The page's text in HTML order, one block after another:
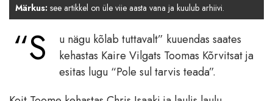
Märkus: see artikkel on üle viie aasta vana ja kuulub arhiivi.
“S
u nägu kõlab tuttavalt” kuuendas saates
kehastas Kaire Vilgats Toomas Kõrvitsat ja
esitas lugu “Pole sul tarvis teada”.